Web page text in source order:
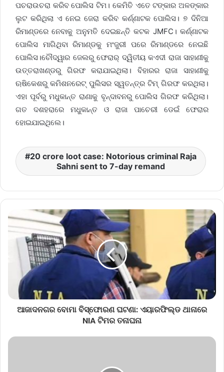
ପଚରାଉଚରା କରିବ ପୋଲିସ ଟିମ। କେମିତି ଏତେ ଟଙ୍କାର ଅଳଙ୍କାର
ଲୁଟ କରିଥିଲା ଏ ନେଇ ଜେରା କରିବ କର୍ଣ୍ଣାଟକ ପୋଲିସ। ୭ ଦିନିଆ
ରିମାଣ୍ଡରେ ନେବାକୁ ଅନୁମତି ଦେଇଛନ୍ତି କଟକ JMFC। କର୍ଣ୍ଣାଟକ
ପୋଲିସ ମାଗିଥିବା ରିମାଣ୍ଡକୁ ମଂଜୁରୀ ପରେ ରିମାଣ୍ଡରେ ନେଇଛି
ପୋଲିସ।ଚୌଦ୍ୱାର ଜେଲରୁ ଫେରାର୍ ଦ୍ୱିତୀୟ କଏଦୀ ରାଜା ସାହାଣୀକୁ
ଉତ୍ତରାଖଣ୍ଡରୁ ଗିରଫ କରାଯାଇଥିଲା। ବିହାରର ରାଜା ସାହାଣୀକୁ
ଋଷିକେଶରୁ କମିଶନରେଟ୍ ପୁଲିସର ସ୍ୱତନ୍ତ୍ର ଟିମ୍ ଗିରଫ କରଥିଲା।
ଏହା ପୂର୍ବରୁ ମଧୁକାନ୍ତ ରାଣାକୁ ବୃନ୍ଦାବନରୁ ପୋଲିସ ଗିରଫ କରିଥିଲା।
ଗତ ଦଶହରାରେ ମଧୁକାନ୍ତ ଓ ରାଜା ପାଚେରୀ ଡେଇଁ ଫେରାର
ହୋଇଯାଇଥିଲେ।
20 crore loot case: Notorious criminal Raja
Sahni sent to 7-day remand
ଆଜାଦନଗର ବୋମା ବିସ୍ଫୋରଣ ଘଟଣା: ଏୟାରଫିଲ୍ଡ ଥାନାରେ
NIA ଟିମର ତନାଘନା